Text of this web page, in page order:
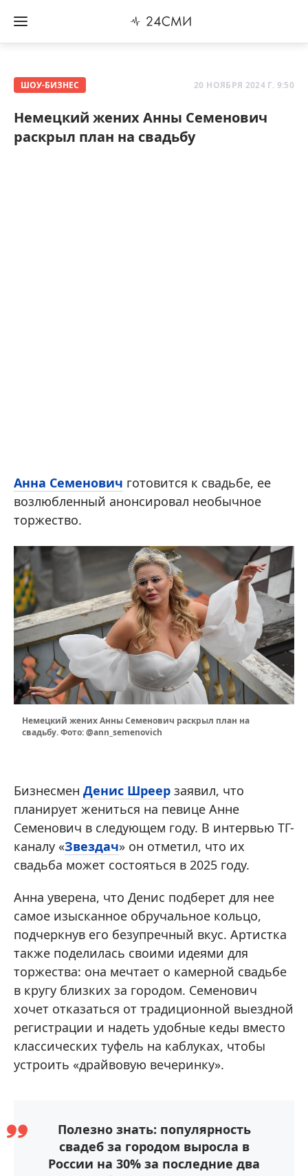
ШОУ-БИЗНЕС 20 НОЯБРЯ 2024 Г. 9:50
Немецкий жених Анны Семенович
раскрыл план на свадьбу
Анна Семенович готовится к свадьбе, ее
возлюбленный анонсировал необычное
торжество.
Немецкий жених Анны Семенович раскрыл план на
свадьбу. Фото: @ann_semenovich
Бизнесмен Денис Шреер заявил, что
планирует жениться на певице Анне
Семенович в следующем году. В интервью ТГ-
каналу «Звездач» он отметил, что их
свадьба может состояться в 2025 году.
Анна уверена, что Денис подберет для нее
самое изысканное обручальное кольцо,
подчеркнув его безупречный вкус. Артистка
также поделилась своими идеями для
торжества: она мечтает о камерной свадьбе
в кругу близких за городом. Семенович
хочет отказаться от традиционной выездной
регистрации и надеть удобные кеды вместо
классических туфель на каблуках, чтобы
устроить «драйвовую вечеринку».
Полезно знать: популярность
свадеб за городом выросла в
России на 30% за последние два